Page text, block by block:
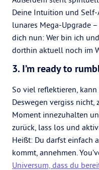
Deine Intuition und
lunares Mega-Upgrade
dich nun: Wer bin ich
dorthin aktuell noch im
3. I’m ready to
So viel reflektieren,
Deswegen vergiss nicht,
Moment innezuhalten
zurück, lass los und
Heißt: Du darfst einfach
kommt, annehmen.
Universum, dass du